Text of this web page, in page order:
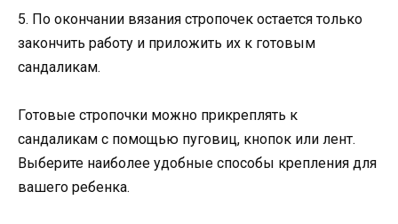
5. По окончании вязания стропочек остается только
закончить работу и приложить их к готовым
сандаликам.
Готовые стропочки можно прикреплять к
сандаликам с помощью пуговиц, кнопок или лент.
Выберите наиболее удобные способы крепления для
вашего ребенка.